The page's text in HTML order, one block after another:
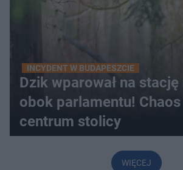
INCYDENT W BUDAPESZCIE
Dzik wparował na
obok parlamentu!
centrum stolicy
WIĘCEJ